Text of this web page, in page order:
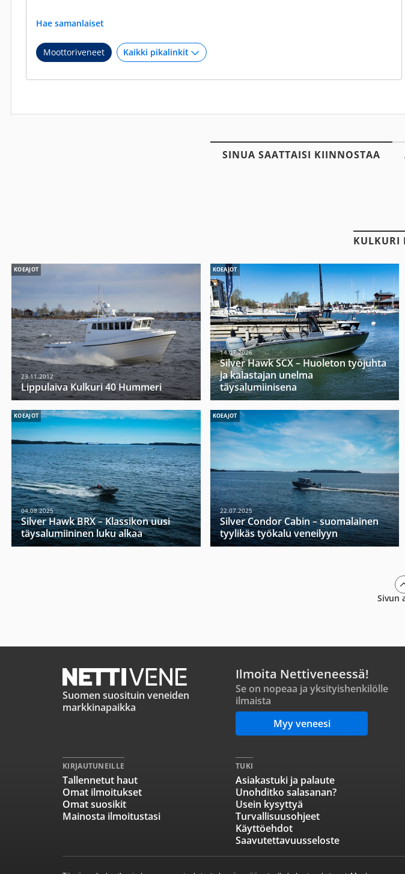
Hae samanlaiset
Moottoriveneet
SINUA SAATTAISI KIINNOSTAA
KULKURI
KOEAJOT
23.11.2012
Lippulaiva Kulkuri 40 Hummeri
KOEAJOT
14.07.2026
Silver Hawk SCX – Huoleton työjuhta
ja kalastajan unelma
täysalumiinisena
KOEAJOT
04.08.2025
Silver Hawk BRX – Klassikon uusi
täysalumiininen luku alkaa
KOEAJOT
22.07.2025
Silver Condor Cabin – suomalainen
tyylikäs työkalu veneilyyn
Sivun
Suomen suosituin veneiden
markkinapaikka
Ilmoita Nettiveneessä!
Se on nopeaa ja yksityishenkilölle
ilmaista
Myy veneesi
KIRJAUTUNEILLE
Tallennetut haut
Omat ilmoitukset
Omat suosikit
Mainosta ilmoitustasi
TUKI
Asiakastuki ja palaute
Unohditko salasanan?
Usein kysyttyä
Turvallisuusohjeet
Käyttöehdot
Saavutettavuusseloste